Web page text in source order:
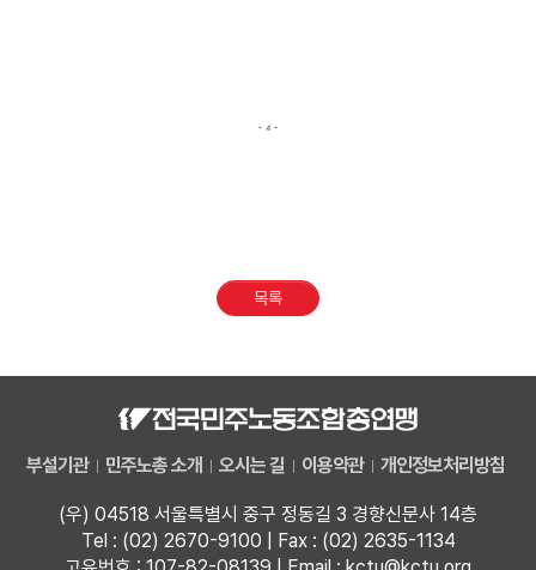
목록
부설기관 민주노총 소개 오시는 길 이용약관 개인정보처리방침
(우) 04518 서울특별시 중구 정동길 3 경향신문사 14층
Tel : (02) 2670-9100 | Fax : (02) 2635-1134